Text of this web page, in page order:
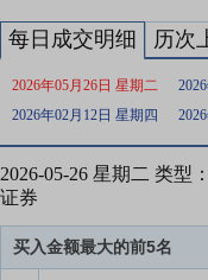
每日成交明细 历次
2026年05月26日 星期二
2026年02月12日 星期四
2026-05-26 星期二 类型
证券
买入金额最大的前5名